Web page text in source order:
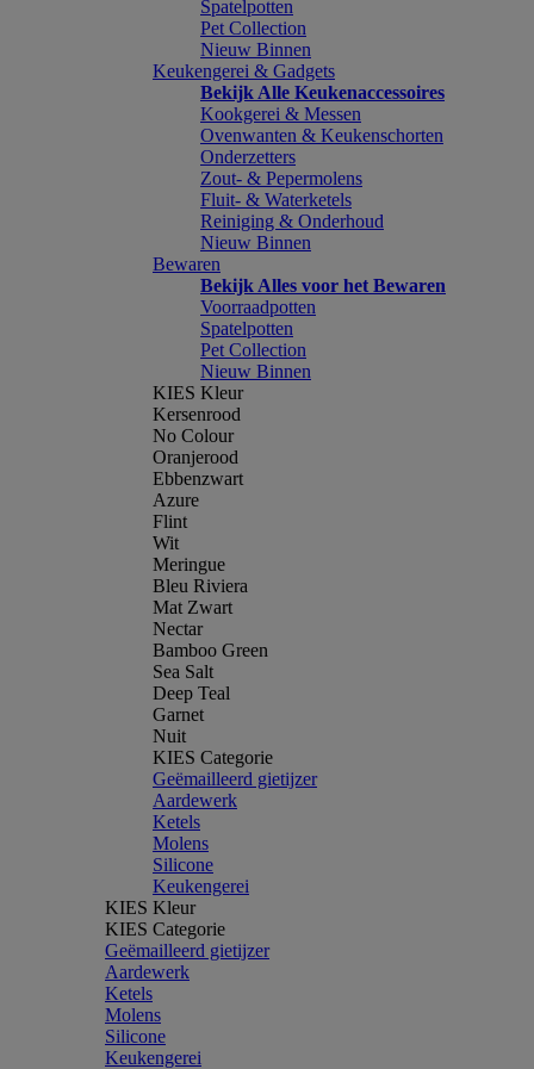
Spatelpotten
Pet Collection
Nieuw Binnen
Keukengerei & Gadgets
Bekijk Alle Keukenaccessoires
Kookgerei & Messen
Ovenwanten & Keukenschorten
Onderzetters
Zout- & Pepermolens
Fluit- & Waterketels
Reiniging & Onderhoud
Nieuw Binnen
Bewaren
Bekijk Alles voor het Bewaren
Voorraadpotten
Spatelpotten
Pet Collection
Nieuw Binnen
KIES Kleur
Kersenrood
No Colour
Oranjerood
Ebbenzwart
Azure
Flint
Wit
Meringue
Bleu Riviera
Mat Zwart
Nectar
Bamboo Green
Sea Salt
Deep Teal
Garnet
Nuit
KIES Categorie
Geëmailleerd gietijzer
Aardewerk
Ketels
Molens
Silicone
Keukengerei
KIES Kleur
KIES Categorie
Geëmailleerd gietijzer
Aardewerk
Ketels
Molens
Silicone
Keukengerei